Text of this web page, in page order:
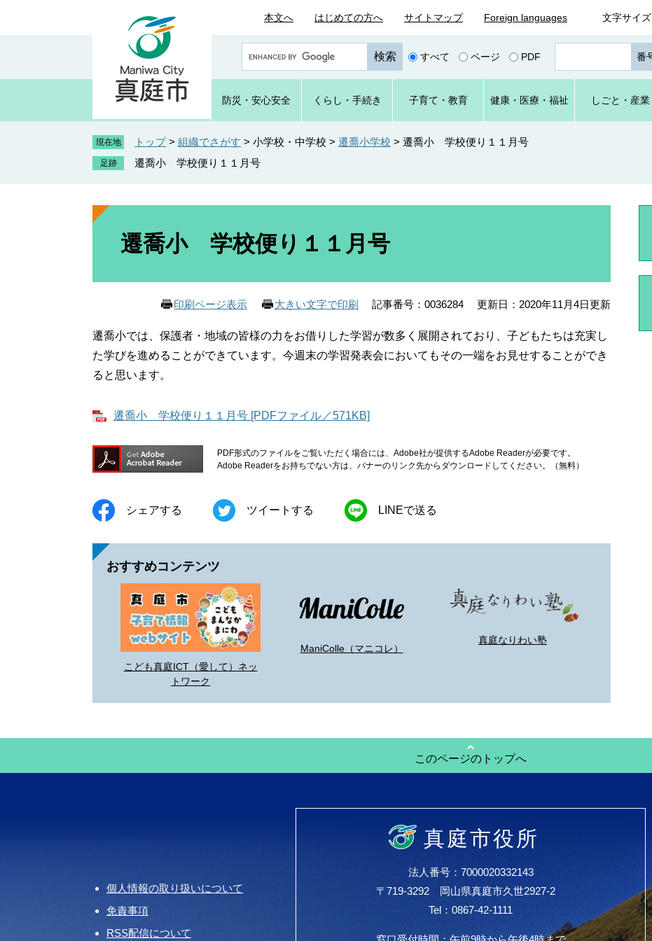
本文へ はじめての方へ サイトマップ Foreign languages 文字サイズ
o
e
カ
タ
すべて ページ PDF
ジ
番
号
を
防災・ 安心安全 くらし ・手続き 子育て ・教育 健康・ 医療・ 福祉 しごと ・産業
現在地 トップ > 組織でさがす > 小学校・中学校 > 遷喬小学校 > 遷喬小 学校便り１１月号
遷喬小 学校便り１１月号
本
遷喬小 学校便り１１月号
印刷ページ表示 大きい文字で印刷 記事番号：0036284 更新日：2020年11月4日更新
遷喬小では、保護者・地域の皆様の力をお借りした学習が数多く展開されており、子どもたちは充実し
た学びを進めることができています。今週末の学習発表会においてもその一端をお見せすることができ
ると思います。
遷喬小 学校便り１１月号 [PDFファイル／571KB]
PDF形式のファイルをご覧いただく場合には、Adobe社が提供するAdobe Readerが必要です。
Adobe Readerをお持ちでない方は、バナーのリンク先からダウンロードしてください。（無料）
シェアする ツイートする LINEで送る
おすすめコンテンツ
こども真庭ICT（愛して）ネッ
トワーク
ManiColle（マニコレ）
真庭なりわい塾
このページのトップへ
個人情報の取り扱いについて
免責事項
RSS配信について
真庭市役所
法人番号：7000020332143
〒719-3292 岡山県真庭市久世2927-2
Tel：0867-42-1111